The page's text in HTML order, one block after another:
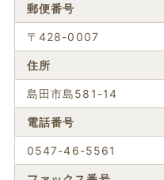
郵便番号
〒428-0007
住所
島田市島581-14
電話番号
0547-46-5561